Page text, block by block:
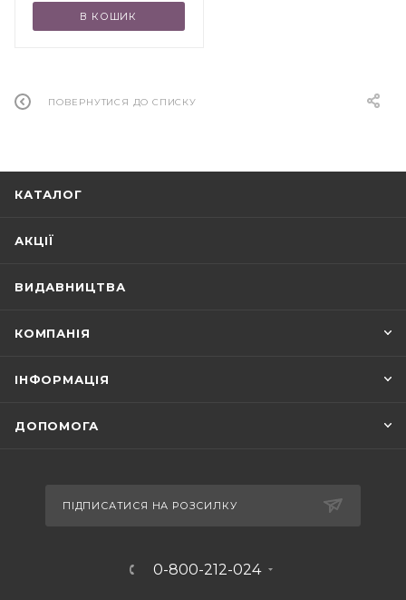
В КОШИК
ПОВЕРНУТИСЯ ДО СПИСКУ
КАТАЛОГ
АКЦІЇ
ВИДАВНИЦТВА
КОМПАНІЯ
ІНФОРМАЦІЯ
ДОПОМОГА
ПІДПИСАТИСЯ НА РОЗСИЛКУ
0-800-212-024